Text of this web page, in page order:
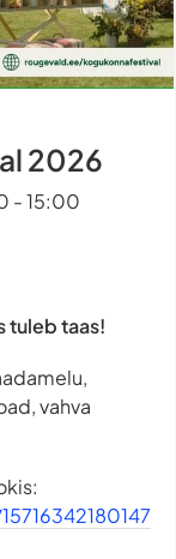
2026
- 15:00
tuleb taas!
vahva